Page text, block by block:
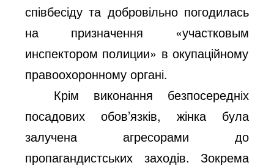
співбесіду та добровільно погодилась
на призначення «участковым
инспектором полиции» в окупаційному
правоохоронному органі.
Крім виконання безпосередніх
посадових обов’язків, жінка була
залучена агресорами до
пропагандистських заходів. Зокрема